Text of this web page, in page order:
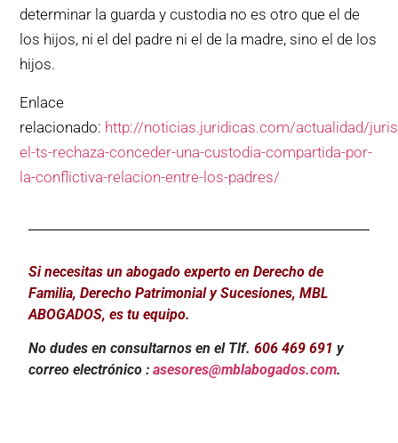
determinar la guarda y custodia no es otro que el de
los hijos, ni el del padre ni el de la madre, sino el de los
hijos.
Enlace
relacionado: http://noticias.juridicas.com/actualidad/
el-ts-rechaza-conceder-una-custodia-compartida-por-
la-conflictiva-relacion-entre-los-padres/
Si necesitas un abogado experto en Derecho de
Familia, Derecho Patrimonial y Sucesiones, MBL
ABOGADOS, es tu equipo.
No dudes en consultarnos en el Tlf.606 469 691 y
correo electrónico :asesores@mblabogados.com.